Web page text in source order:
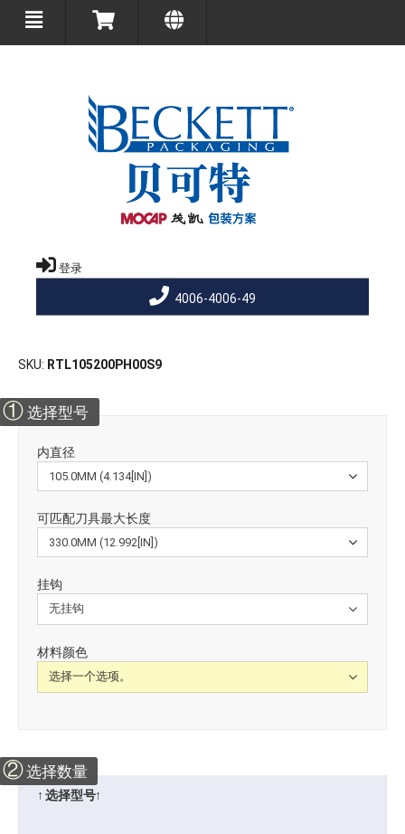
登录
4006-4006-49
SKU RTL105200PH00S9
① 选择型号
内直径
可匹配刀具最大长度
挂钩
材料颜色
②选择数量
↑ 选择型号↑